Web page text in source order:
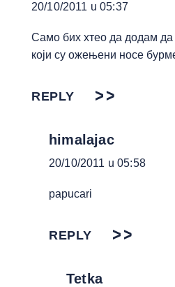
20/10/2011 u 05:37
Само бих хтео да додам да
који су ожењени носе
REPLY
himalajac
20/10/2011 u 05:58
papucari
REPLY
Tetka